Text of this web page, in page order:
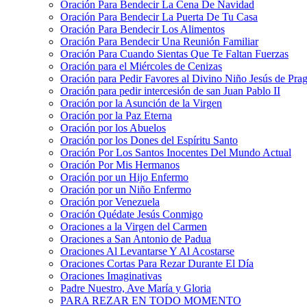
Oración Para Bendecir La Cena De Navidad
Oración Para Bendecir La Puerta De Tu Casa
Oración Para Bendecir Los Alimentos
Oración Para Bendecir Una Reunión Familiar
Oración Para Cuando Sientas Que Te Faltan Fuerzas
Oración para el Miércoles de Cenizas
Oración para Pedir Favores al Divino Niño Jesús de
Oración para pedir intercesión de san Juan Pablo II
Oración por la Asunción de la Virgen
Oración por la Paz Eterna
Oración por los Abuelos
Oración por los Dones del Espíritu Santo
Oración Por Los Santos Inocentes Del Mundo Actual
Oración Por Mis Hermanos
Oración por un Hijo Enfermo
Oración por un Niño Enfermo
Oración por Venezuela
Oración Quédate Jesús Conmigo
Oraciones a la Virgen del Carmen
Oraciones a San Antonio de Padua
Oraciones Al Levantarse Y Al Acostarse
Oraciones Cortas Para Rezar Durante El Día
Oraciones Imaginativas
Padre Nuestro, Ave María y Gloria
PARA REZAR EN TODO MOMENTO